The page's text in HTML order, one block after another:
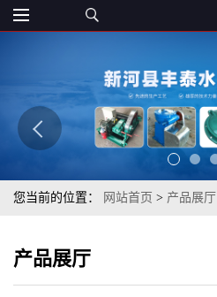
您当前的位置： 网站首页 > 产品展厅
产品展厅